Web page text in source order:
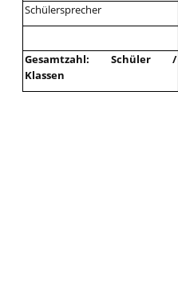
Schülersprecher
Gesamtzahl: Schüler /
Klassen